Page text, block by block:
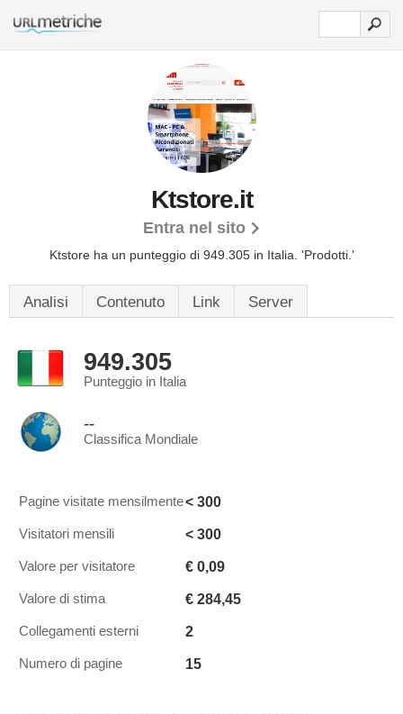
Ktstore.it
Entra nel sito
Ktstore ha un punteggio di 949.305 in Italia. 'Prodotti.'
Analisi Contenuto Link Server
949.305
Punteggio in Italia
--
Classifica Mondiale
Pagine visitate mensilmente< 300
Visitatori mensili < 300
Valore per visitatore € 0,09
Valore di stima € 284,45
Collegamenti esterni 2
Numero di pagine 15